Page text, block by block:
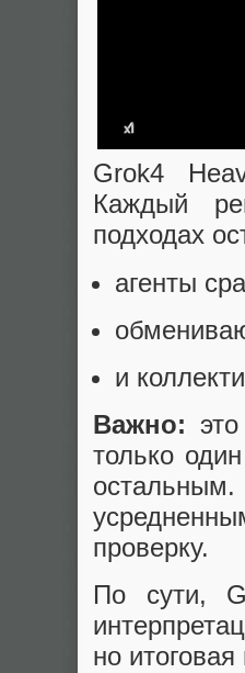
Grok4
Каждый
подходах
агенты
и
Важно:
только
проверку.
По сути,
но